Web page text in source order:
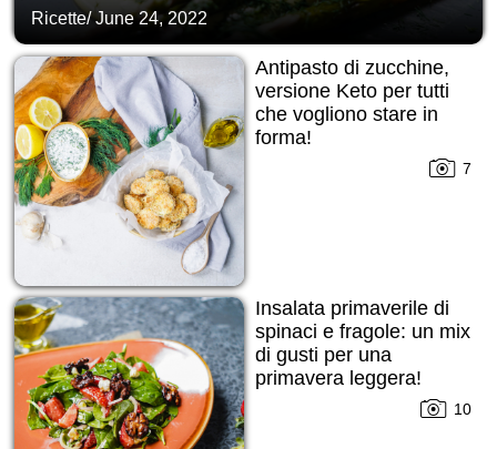
Ricette/June 24, 2022
Antipasto di zucchine,
versione Keto per tutti
che vogliono stare in
forma!
7
Insalata primaverile di
spinaci e fragole: un mix
di gusti per una
primavera leggera!
10